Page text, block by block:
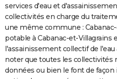
services d'eau et
collectivités en charge du
une même commune :
potable à Cabanac-et-Villagrains
l'assainissement collectif de l'eau
noter que toutes les collectivités
données ou bien le font de